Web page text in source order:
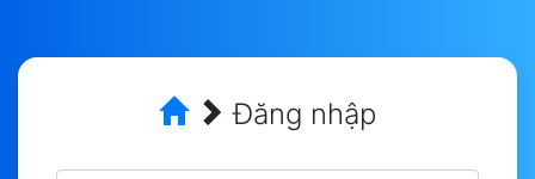
Đăng nhập